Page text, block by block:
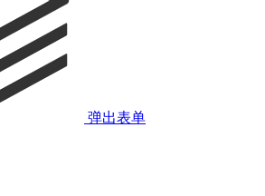
弹出表单